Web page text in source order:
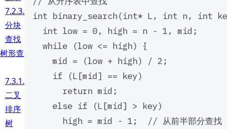
7.2.3.
分块
查找
形查
7.3.1.
二叉
排序
树
st
yl
s
m
_
{i
=
1
int binary_search(int* L , int n, int
int low = 0 , high = n - 1 , mid;
while (low <= high) {
mid = (low + high) / 2 ;
if (L[mid] == key)
return mid;
else if (L[mid] > key)
high = mid - 1 ;
  // 从前半部分查找